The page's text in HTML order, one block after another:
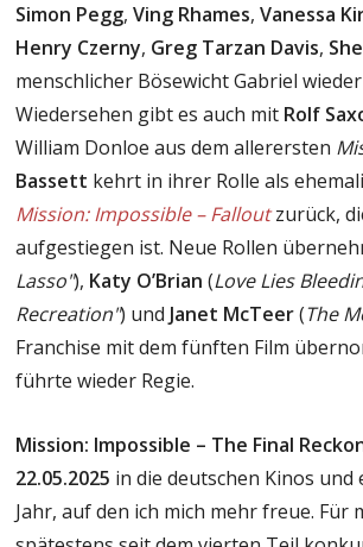
Simon Pegg, Ving Rhames, Vanessa
Henry Czerny, Greg Tarzan Davis,
menschlicher Bösewicht Gabriel
Wiedersehen gibt es auch mit Rolf
William Donloe aus dem allerersten
Bassett kehrt in ihrer Rolle als
Mission: Impossible – Falloutzurück,
aufgestiegen ist. Neue Rollen
Lasso"), Katy O’Brian (Love Lies
Recreation") und Janet McTeer(The
Franchise mit dem fünften Film
führte wieder Regie.
Mission: Impossible – The Final
22.05.2025 in die deutschen Kinos
Jahr, auf den ich mich mehr freue. Für